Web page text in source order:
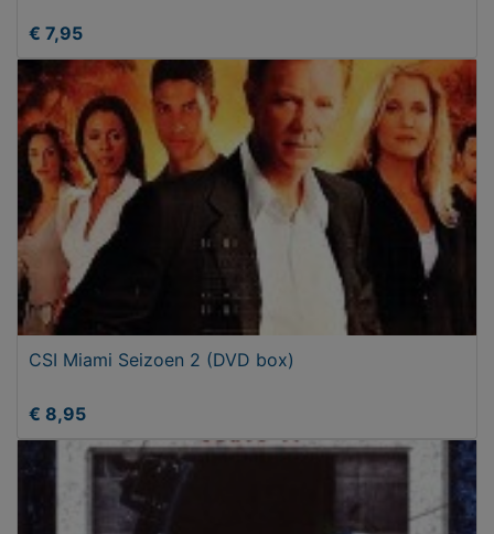
€ 7,95
CSI Miami Seizoen 2 (DVD box)
€ 8,95